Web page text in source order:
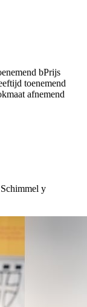
bPrijs
toenemend
afnemend
Schimmel y